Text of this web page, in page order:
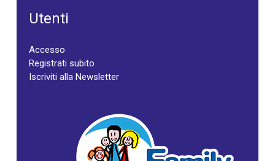
Utenti
Accesso
Registrati subito
Iscriviti alla Newsletter